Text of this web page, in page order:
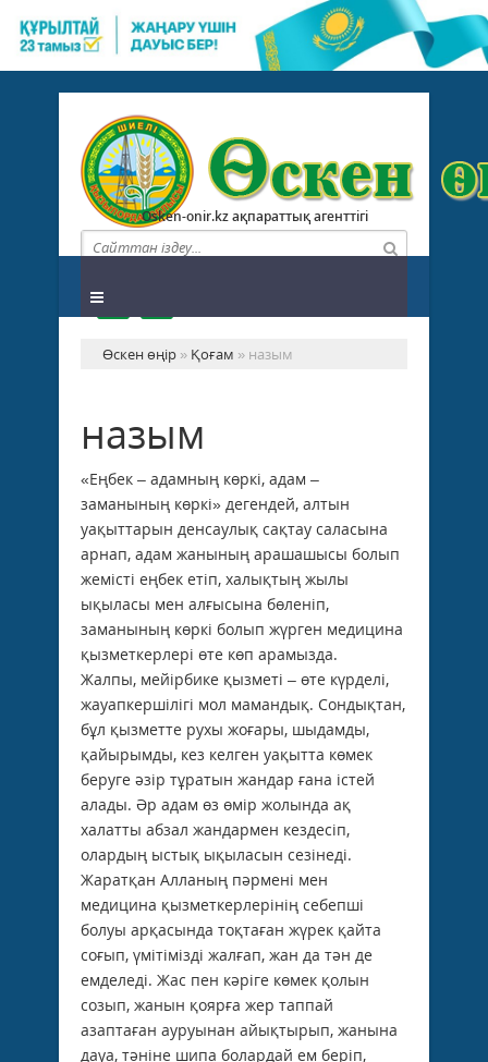
Osken-onir.kz ақпараттық агенттігі
Өскен өңір » Қоғам » назым
назым
«Еңбек – адамның көркі, адам –
заманының көркі» дегендей, алтын
уақыттарын денсаулық сақтау саласына
арнап, адам жанының арашашысы болып
жемісті еңбек етіп, халықтың жылы
ықыласы мен алғысына бөленіп,
заманының көркі болып жүрген медицина
қызметкерлері өте көп арамызда.
Жалпы, мейірбике қызметі – өте күрделі,
жауапкершілігі мол мамандық. Сондықтан,
бұл қызметте рухы жоғары, шыдамды,
қайырымды, кез келген уақытта көмек
беруге әзір тұратын жандар ғана істей
алады. Әр адам өз өмір жолында ақ
халатты абзал жандармен кездесіп,
олардың ыстық ықыласын сезінеді.
Жаратқан Алланың пәрмені мен
медицина қызметкерлерінің себепші
болуы арқасында тоқтаған жүрек қайта
соғып, үмітімізді жалғап, жан да тән де
емделеді. Жас пен кәріге көмек қолын
созып, жанын қоярға жер таппай
азаптаған ауруынан айықтырып, жанына
дауа, тәніне шипа болардай ем беріп,